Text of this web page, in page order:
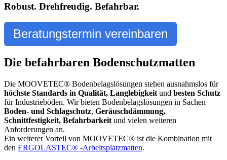
Robust. Drehfreudig. Befahrbar.
Beratungstermin vereinbaren
Die befahrbaren Bodenschutzmatten
Die MOOVETEC® Bodenbelagslösungen stehen ausnahmslos für
höchste Standards in Qualität, Langlebigkeit und besten Schutz
für Industrieböden. Wir bieten Bodenbelagslösungen in Sachen
Boden- und Schlagschutz, Geräuschdämmung,
Schnittfestigkeit, Befahrbarkeit und vielen weiteren
Anforderungen an.
Ein weiterer Vorteil von MOOVETEC® ist die Kombination mit
den ERGOLASTEC® -Arbeitsplatzmatten.